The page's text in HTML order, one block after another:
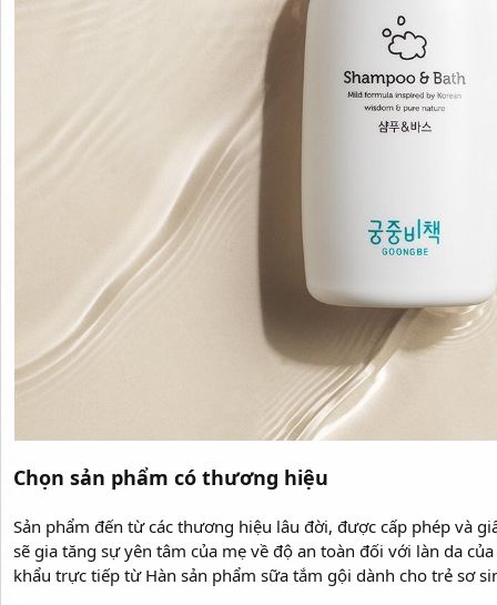
Chọn sản phẩm có thương hiệu
Sản phẩm đến từ các thương hiệu lâu đời, được cấp phép và
sẽ gia tăng sự yên tâm của mẹ về độ an toàn đối với làn da
khẩu trực tiếp từ Hàn sản phẩm sữa tắm gội dành cho trẻ sơ